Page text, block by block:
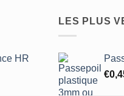
HR
LES PLUS
€